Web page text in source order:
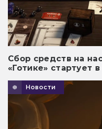
Сбор средств на
«Готике» стартует
Новости